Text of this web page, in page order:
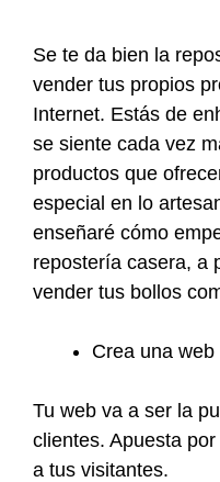
Se te da bien la
vender tus propios
Internet. Estás de
se siente cada vez
productos que
especial en lo
enseñaré cómo
repostería casera, a
vender tus bollos
Crea una
Tu web va a ser la
clientes. Apuesta
a tus visitantes.